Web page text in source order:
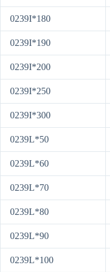
0239I*180
0239I*190
0239I*200
0239I*250
0239I*300
0239L*50
0239L*60
0239L*70
0239L*80
0239L*90
0239L*100